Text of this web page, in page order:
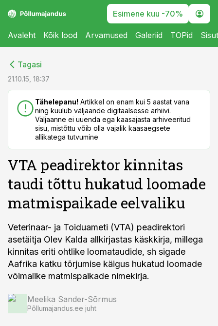
Esimene kuu -70%
Avaleht Kõik lood Arvamused Galeriid TOPid
Tagasi
21.10.15, 18:37
Tähelepanu! Artikkel on enam kui 5 aastat vana
ning kuulub väljaande digitaalsesse arhiivi.
Väljaanne ei uuenda ega kaasajasta arhiveeritud
sisu, mistõttu võib olla vajalik kaasaegsete
allikatega tutvumine
VTA peadirektor kinnitas
taudi tõttu hukatud loomade
matmispaikade eelvaliku
Veterinaar- ja Toiduameti (VTA) peadirektori
asetäitja Olev Kalda allkirjastas käskkirja, millega
kinnitas eriti ohtlike loomataudide, sh sigade
Aafrika katku tõrjumise käigus hukatud loomade
võimalike matmispaikade nimekirja.
Meelika Sander-Sõrmus
Põllumajandus.ee juht